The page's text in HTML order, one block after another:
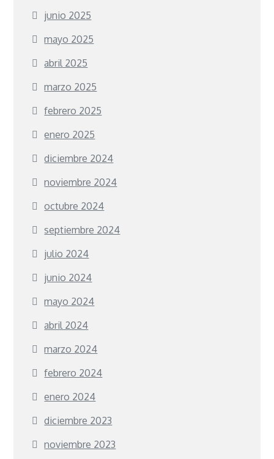
junio 2025
mayo 2025
abril 2025
marzo 2025
febrero 2025
enero 2025
diciembre 2024
noviembre 2024
octubre 2024
septiembre 2024
julio 2024
junio 2024
mayo 2024
abril 2024
marzo 2024
febrero 2024
enero 2024
diciembre 2023
noviembre 2023